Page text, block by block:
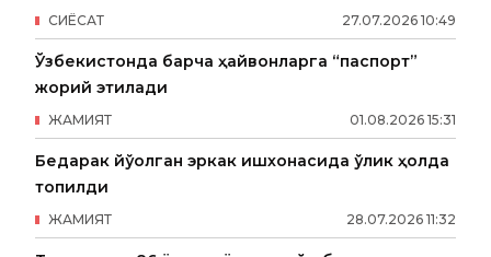
27.07.2026 10:49
СИËСАТ
Ўзбекистонда барча ҳайвонларга “паспорт”
жорий этилади
01.08.2026 15:31
ЖАМИЯТ
Бедарак йўқолган эркак ишхонасида ўлик ҳолда
топилди
28.07.2026 11:32
ЖАМИЯТ